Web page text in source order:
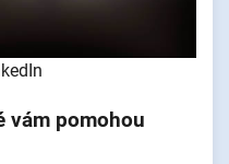
vám pomohou